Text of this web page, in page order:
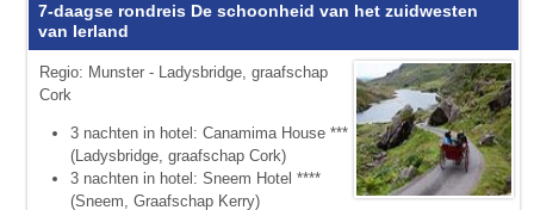
7-daagse rondreis De schoonheid van het zuidwesten
van Ierland
Regio: Munster - Ladysbridge, graafschap
Cork
3 nachten in hotel: Canamima House ***
(Ladysbridge, graafschap Cork)
3 nachten in hotel: Sneem Hotel ****
(Sneem, Graafschap Kerry)